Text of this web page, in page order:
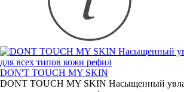
DON'T TOUCH MY SKIN
DONT TOUCH MY SKIN Насыщенный